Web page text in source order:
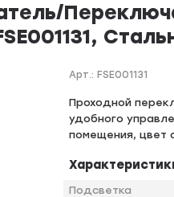
Арт.:FSE001131
Проходной
удобного
помещения, цвет
Подсветка